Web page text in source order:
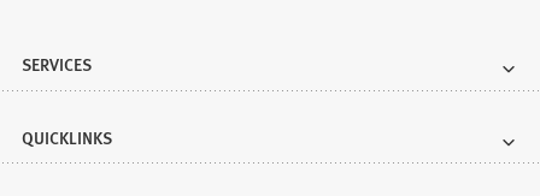
SERVICES
QUICKLINKS